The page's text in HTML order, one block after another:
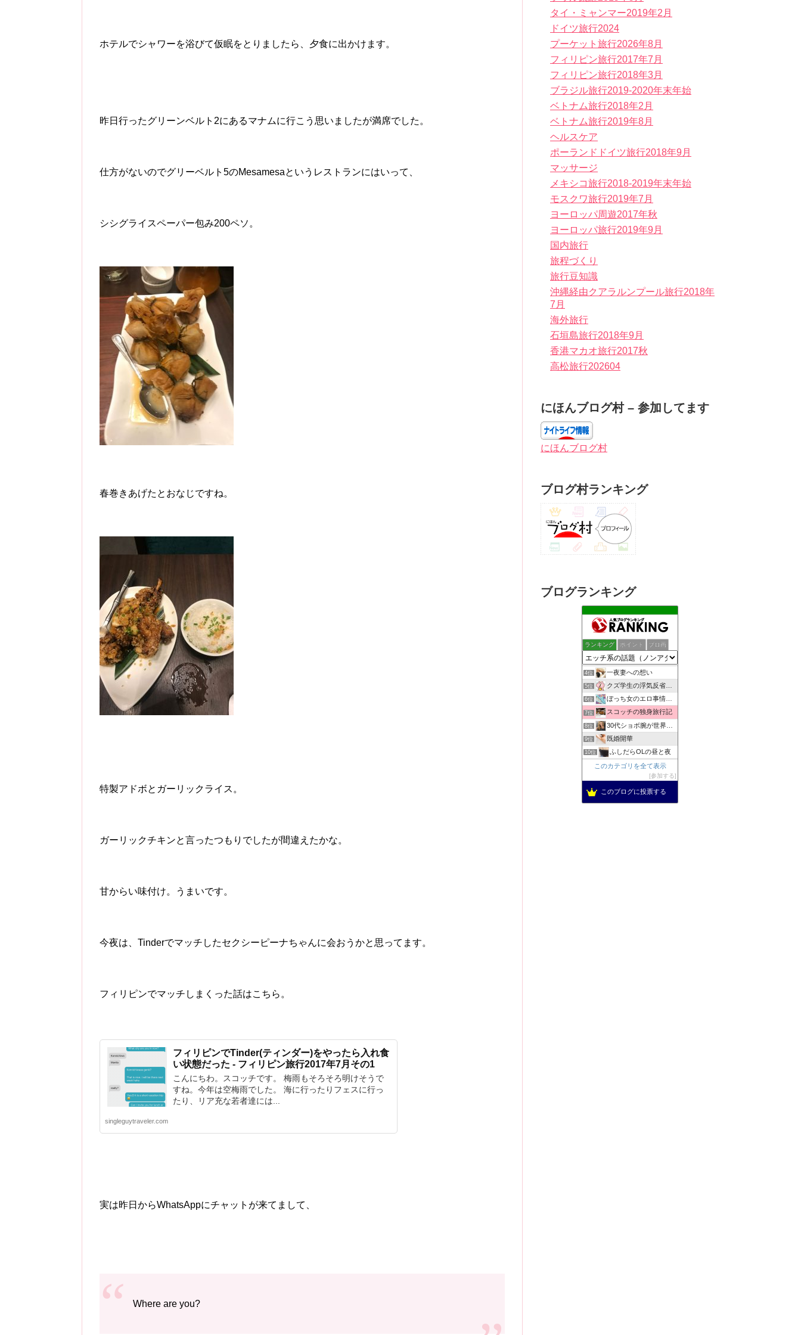
ホテルでシャワーを浴びて仮眠をとりましたら、夕食に出かけます。
昨日行ったグリーンベルト2にあるマナムに行こう思いましたが満席でした。
仕方がないのでグリーベルト5のMesamesaというレストランにはいって、
シシグライスペーパー包み200ペソ。
春巻きあげたとおなじですね。
特製アドボとガーリックライス。
ガーリックチキンと言ったつもりでしたが間違えたかな。
甘からい味付け。うまいです。
今夜は、Tinderでマッチしたセクシーピーナちゃんに会おうかと思ってます。
フィリピンでマッチしまくった話はこちら。
フィリピンでTinder(ティンダー)をやったら入れ食
い状態だった - フィリピン旅行2017年7月その1
こんにちわ。スコッチです。 梅雨もそろそろ明けそうで
すね。今年は空梅雨でした。 海に行ったりフェスに行っ
たり、リア充な若者達には...
singleguytraveler.com
実は昨日からWhatsAppにチャットが来てまして、
Where are you?
タイ・ミャンマー2019年2月
ドイツ旅行2024
プーケット旅行2026年8月
フィリピン旅行2017年7月
フィリピン旅行2018年3月
ブラジル旅行2019-2020年末年始
ベトナム旅行2018年2月
ベトナム旅行2019年8月
ヘルスケア
ポーランドドイツ旅行2018年9月
マッサージ
メキシコ旅行2018-2019年末年始
モスクワ旅行2019年7月
ヨーロッパ周遊2017年秋
ヨーロッパ旅行2019年9月
国内旅行
旅程づくり
旅行豆知識
沖縄経由クアラルンプール旅行2018年
7月
海外旅行
石垣島旅行2018年9月
香港マカオ旅行2017秋
高松旅行202604
にほんブログ村 – 参加してます
にほんブログ村
ブログ村ランキング
ブログランキング
ランキング ポイント ブロ画
助平半生記
2位 しっぽの練習帳
3位 女子スポーツジャーナル
4位 一夜妻への想い
5位 クズ学生の浮気反省日記
6位 ぼっち女のエロ事情 一人エッチをとことん楽しむアダルトブログ
7位 スコッチの独身旅行記
8位 30代ショボ腕が世界でナンパとフウゾクを楽しむブログ
9位 既婚開華
10位 ふしだらOLの昼と夜
11位 出会い無料検索
男の性体験告白Blog
13位 自慰依存症OLのオナニー体験告白ブログ
14位 アウトロー式 超価値ある情報無料発信
このカテゴリを全て表示
参加する
このブログに投票する